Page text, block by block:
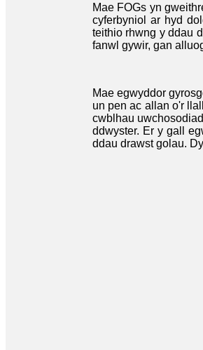
Mae FOGs yn
cyferbyniol ar hyd
teithio rhwng y ddau
fanwl gywir, gan
Mae egwyddor
un pen ac allan o'r
cwblhau
ddwyster. Er y gall
ddau drawst golau.